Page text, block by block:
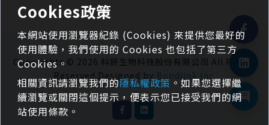
Copyrights © 2026 科妍生物科技股份有限公司 All Rights
Reserved.Designed by Bondlink Inc.
Cookies政策
本網站使用瀏覽器紀錄 (Cookies) 來提供您最好的
使用體驗，我們使用的 Cookies 也包括了第三方
Cookies。
相關資訊請瀏覽我們的隱私權政策。如果您選擇繼
續瀏覽或關閉這個提示，便表示您已接受我們的網
站使用條款。